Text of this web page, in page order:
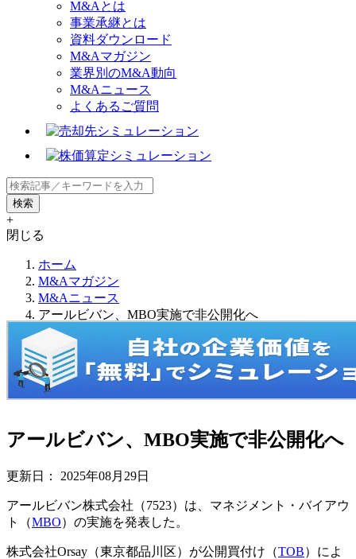
M&Aとは
事業承継とは
資料ダウンロード
M&Aマガジン
業界別のM&A動向
M&Aニュース
よくあるご質問
+
閉じる
ホーム
M&Aマガジン
M&Aニュース
アールビバン、MBO実施で非公開化へ
アールビバン、MBO実施で非公開化へ
更新日： 2025年08月29日
アールビバン株式会社（7523）は、マネジメント・バイアウ
ト（MBO）の実施を発表した。
株式会社Orsay（東京都品川区）が公開買付け（TOB）によ